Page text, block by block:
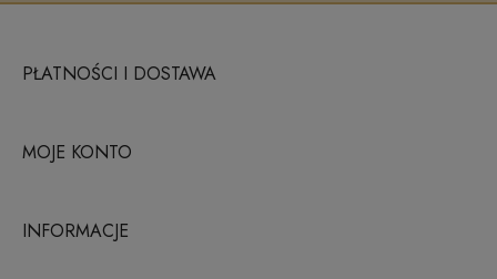
PŁATNOŚCI I DOSTAWA
MOJE KONTO
INFORMACJE